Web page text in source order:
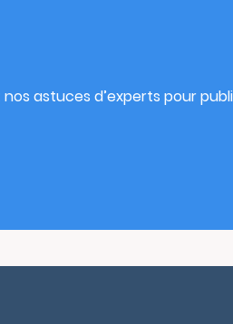
astuces d’experts pour